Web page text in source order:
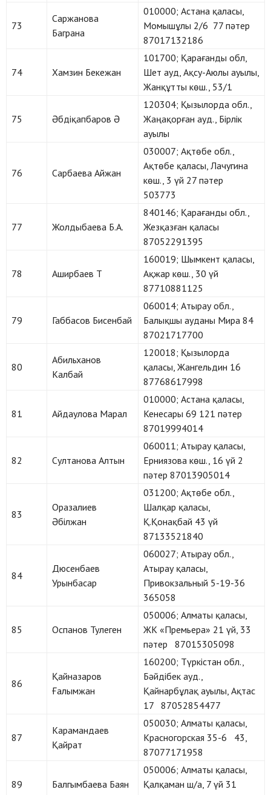
73
Саржанова
Баграна
010000; Астана қаласы,
Момышұлы 2/6 77 пәтер
87017132186
74 Хамзин Бекежан
101700; Қарағанды обл,
Шет ауд, Ақсу-Аюлы ауылы,
Жанқұтты көш., 53/1
75 Әбдіқапбаров Ә
120304; Қызылорда обл.,
Жаңақорған ауд., Бірлік
ауылы
76 Сарбаева Айжан
030007; Ақтөбе обл.,
Ақтөбе қаласы, Лачугина
көш., 3 үй 27 пәтер
503773
77 Жолдыбаева Б.А.
840146; Қарағанды обл.,
Жезқазған қаласы
87052291395
78 Аширбаев Т
160019; Шымкент қаласы,
Ақжар көш., 30 үй
87710881125
79 Габбасов Бисенбай
060014; Атырау обл.,
Балықшы ауданы Мира 84
87021717700
80
Абильханов
Калбай
120018; Қызылорда
қаласы, Жангельдин 16
87768617998
81 Айдаулова Марал
010000; Астана қаласы,
Кенесары 69 121 пәтер
87019994014
82 Султанова Алтын
060011; Атырау қаласы,
Ерниязова көш., 16 үй 2
пәтер 87013905014
83
Оразалиев
Әбілжан
031200; Ақтөбе обл.,
Шалқар қаласы,
Қ.Қонақбай 43 үй
87133521840
84
Дюсенбаев
Урынбасар
060027; Атырау обл.,
Атырау қаласы,
Привокзальный 5-19-36
365058
85 Оспанов Тулеген
050006; Алматы қаласы,
ЖК «Премьера» 21 үй, 33
пәтер 87015305098
86
Қайназаров
Ғалымжан
160200; Түркістан обл.,
Бәйдібек ауд.,
Қайнарбұлақ ауылы, Ақтас
17 87052854477
87
Карамандаев
Қайрат
050030; Алматы қаласы,
Красногорская 35-6 43,
87077171958
89 Балгымбаева Баян
050006; Алматы қаласы,
Қалқаман ш/а, 7 үй 31